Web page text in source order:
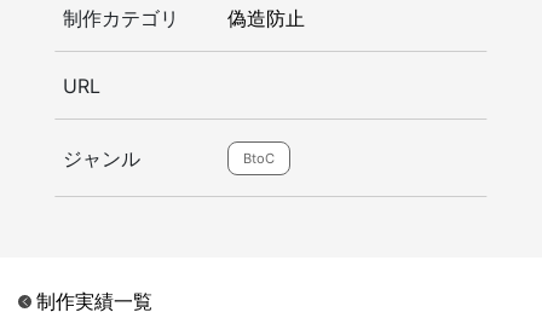
制作カテゴリ 偽造防止
URL
ジャンル BtoC
制作実績一覧